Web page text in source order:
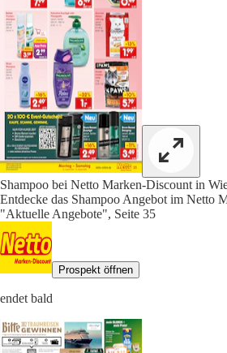
Shampoo bei Netto Marken-Discount in
Entdecke das Shampoo Angebot im Netto
"Aktuelle Angebote", Seite 35
Prospekt öffnen
endet bald